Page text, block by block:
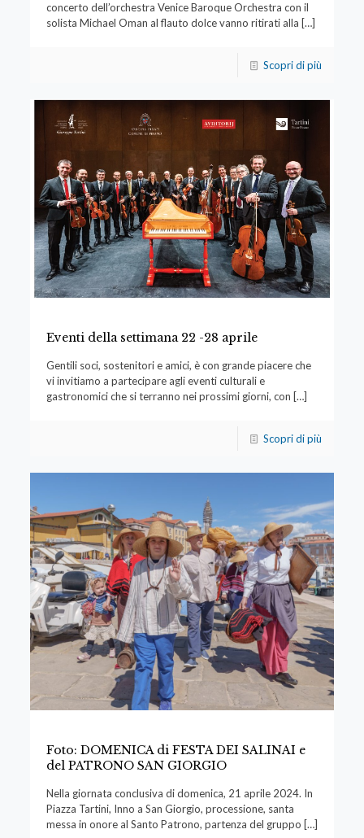
concerto dell’orchestra Venice Baroque Orchestra con il
solista Michael Oman al flauto dolce vanno ritirati alla […]
Scopri di più
Eventi della settimana 22 -28 aprile
Gentili soci, sostenitori e amici, è con grande piacere che
vi invitiamo a partecipare agli eventi culturali e
gastronomici che si terranno nei prossimi giorni, con […]
Scopri di più
Foto: DOMENICA di FESTA DEI SALINAI e
del PATRONO SAN GIORGIO
Nella giornata conclusiva di domenica, 21 aprile 2024. In
Piazza Tartini, Inno a San Giorgio, processione, santa
messa in onore al Santo Patrono, partenza del gruppo […]